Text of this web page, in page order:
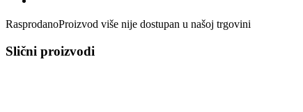
RasprodanoProizvod više nije dostupan u našoj trgovini
Slični proizvodi